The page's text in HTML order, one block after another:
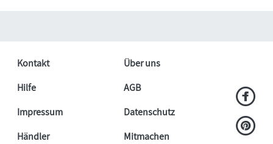
Kontakt
Über uns
Hilfe
AGB
Impressum
Datenschutz
Händler
Mitmachen